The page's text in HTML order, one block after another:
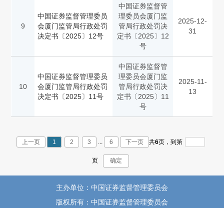
9
中国证券监督管理委员
会厦门监管局行政处罚
决定书〔2025〕12号
中国证券监督管
理委员会厦门监
管局行政处罚决
定书〔2025〕12
号
2025-12-
31
10
中国证券监督管理委员
会厦门监管局行政处罚
决定书〔2025〕11号
中国证券监督管
理委员会厦门监
管局行政处罚决
定书〔2025〕11
号
2025-11-
13
上一页 1 2 3 ... 6 下一页 共6页， 到第
页 确定
主办单位：中国证券监督管理委员会
版权所有：中国证券监督管理委员会